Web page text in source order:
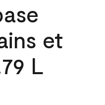
et
L